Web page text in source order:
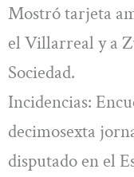
Mostró tarjeta
el Villarreal y a
Sociedad.
Incidencias:
decimosexta
disputado en el